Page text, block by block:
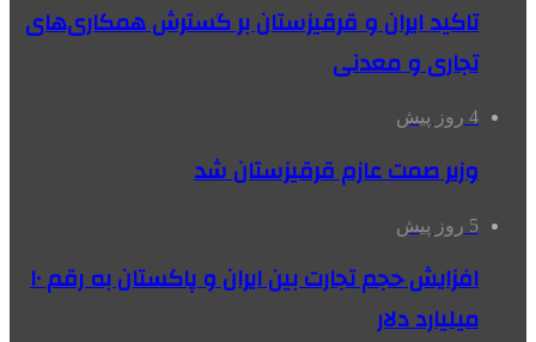
تاکید ایران و قرقیزستان بر گسترش همکاری‌های
تجاری و معدنی
4 روز پیش
وزیر صمت عازم قرقیزستان شد
5 روز پیش
افزایش حجم تجارت بین ایران و پاکستان به رقم ۱۰
میلیارد دلار